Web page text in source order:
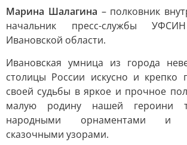
Марина Шалагина – полковник
начальник пресс-службы
Ивановской области.
Ивановская умница из города
столицы России искусно и крепко
своей судьбы в яркое и прочное
малую родину нашей героини
народными орнаментами и
сказочными узорами.